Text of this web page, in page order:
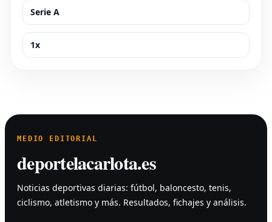
Serie A
1x
MEDIO EDITORIAL
deportelacarlota.es
Noticias deportivas diarias: fútbol, baloncesto, tenis,
ciclismo, atletismo y más. Resultados, fichajes y análisis.